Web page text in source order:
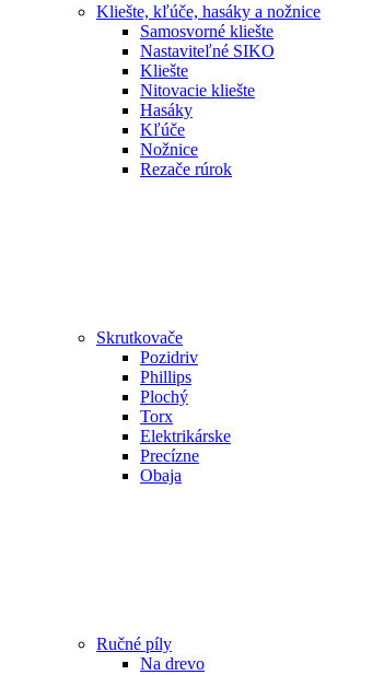
Kliešte, kľúče, hasáky a nožnice
Samosvorné kliešte
Nastaviteľné SIKO
Kliešte
Nitovacie kliešte
Hasáky
Kľúče
Nožnice
Rezače rúrok
Skrutkovače
Pozidriv
Phillips
Plochý
Torx
Elektrikárske
Precízne
Obaja
Ručné píly
Na drevo